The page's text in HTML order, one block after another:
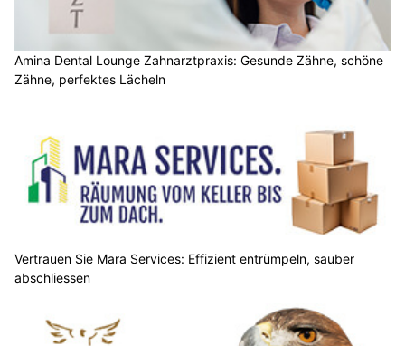
Amina Dental Lounge Zahnarztpraxis: Gesunde Zähne, schöne
Zähne, perfektes Lächeln
Vertrauen Sie Mara Services: Effizient entrümpeln, sauber
abschliessen